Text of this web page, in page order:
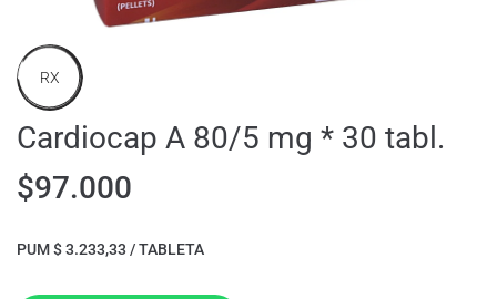
RX
Cardiocap A 80/5 mg * 30 tabl.
$97.000
PUM $ 3.233,33 / TABLETA